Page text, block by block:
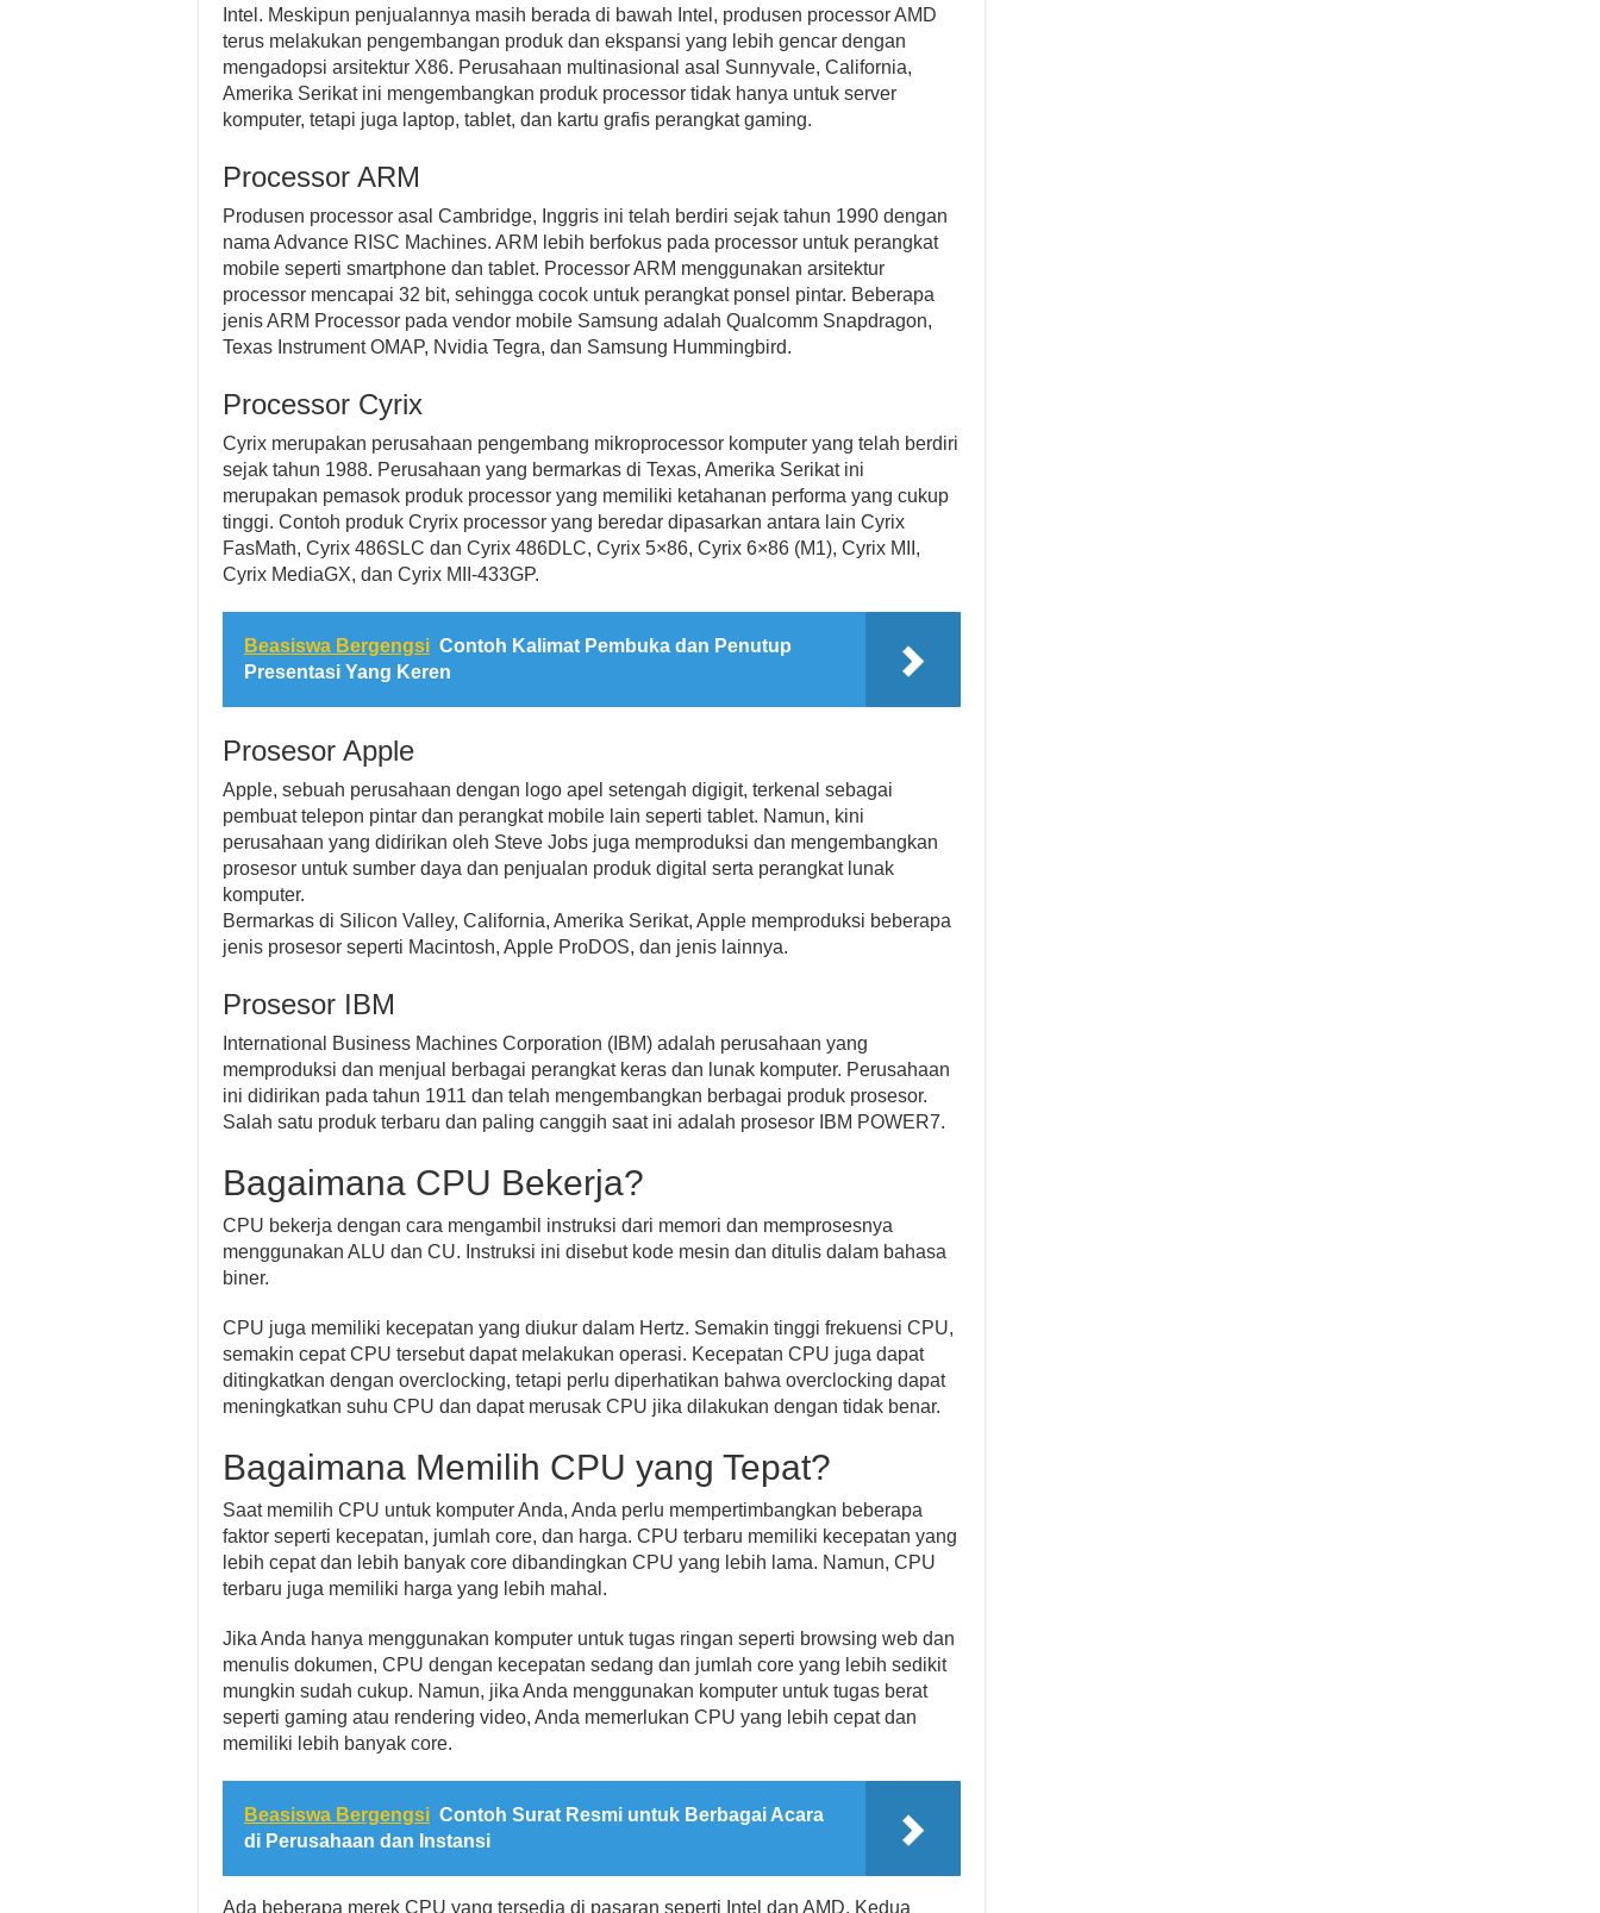
Intel. Meskipun penjualannya masih berada di bawah Intel, produsen processor AMD
terus melakukan pengembangan produk dan ekspansi yang lebih gencar dengan
mengadopsi arsitektur X86. Perusahaan multinasional asal Sunnyvale, California,
Amerika Serikat ini mengembangkan produk processor tidak hanya untuk server
komputer, tetapi juga laptop, tablet, dan kartu grafis perangkat gaming.
Processor ARM
Produsen processor asal Cambridge, Inggris ini telah berdiri sejak tahun 1990 dengan
nama Advance RISC Machines. ARM lebih berfokus pada processor untuk perangkat
mobile seperti smartphone dan tablet. Processor ARM menggunakan arsitektur
processor mencapai 32 bit, sehingga cocok untuk perangkat ponsel pintar. Beberapa
jenis ARM Processor pada vendor mobile Samsung adalah Qualcomm Snapdragon,
Texas Instrument OMAP, Nvidia Tegra, dan Samsung Hummingbird.
Processor Cyrix
Cyrix merupakan perusahaan pengembang mikroprocessor komputer yang telah berdiri
sejak tahun 1988. Perusahaan yang bermarkas di Texas, Amerika Serikat ini
merupakan pemasok produk processor yang memiliki ketahanan performa yang cukup
tinggi. Contoh produk Cryrix processor yang beredar dipasarkan antara lain Cyrix
FasMath, Cyrix 486SLC dan Cyrix 486DLC, Cyrix 5×86, Cyrix 6×86 (M1), Cyrix MII,
Cyrix MediaGX, dan Cyrix MII-433GP.
Beasiswa Bergengsi Contoh Kalimat Pembuka dan Penutup
Presentasi Yang Keren
Prosesor Apple
Apple, sebuah perusahaan dengan logo apel setengah digigit, terkenal sebagai
pembuat telepon pintar dan perangkat mobile lain seperti tablet. Namun, kini
perusahaan yang didirikan oleh Steve Jobs juga memproduksi dan mengembangkan
prosesor untuk sumber daya dan penjualan produk digital serta perangkat lunak
komputer.
Bermarkas di Silicon Valley, California, Amerika Serikat, Apple memproduksi beberapa
jenis prosesor seperti Macintosh, Apple ProDOS, dan jenis lainnya.
Prosesor IBM
International Business Machines Corporation (IBM) adalah perusahaan yang
memproduksi dan menjual berbagai perangkat keras dan lunak komputer. Perusahaan
ini didirikan pada tahun 1911 dan telah mengembangkan berbagai produk prosesor.
Salah satu produk terbaru dan paling canggih saat ini adalah prosesor IBM POWER7.
Bagaimana CPU Bekerja?
CPU bekerja dengan cara mengambil instruksi dari memori dan memprosesnya
menggunakan ALU dan CU. Instruksi ini disebut kode mesin dan ditulis dalam bahasa
biner.
CPU juga memiliki kecepatan yang diukur dalam Hertz. Semakin tinggi frekuensi CPU,
semakin cepat CPU tersebut dapat melakukan operasi. Kecepatan CPU juga dapat
ditingkatkan dengan overclocking, tetapi perlu diperhatikan bahwa overclocking dapat
meningkatkan suhu CPU dan dapat merusak CPU jika dilakukan dengan tidak benar.
Bagaimana Memilih CPU yang Tepat?
Saat memilih CPU untuk komputer Anda, Anda perlu mempertimbangkan beberapa
faktor seperti kecepatan, jumlah core, dan harga. CPU terbaru memiliki kecepatan yang
lebih cepat dan lebih banyak core dibandingkan CPU yang lebih lama. Namun, CPU
terbaru juga memiliki harga yang lebih mahal.
Jika Anda hanya menggunakan komputer untuk tugas ringan seperti browsing web dan
menulis dokumen, CPU dengan kecepatan sedang dan jumlah core yang lebih sedikit
mungkin sudah cukup. Namun, jika Anda menggunakan komputer untuk tugas berat
seperti gaming atau rendering video, Anda memerlukan CPU yang lebih cepat dan
memiliki lebih banyak core.
Beasiswa Bergengsi Contoh Surat Resmi untuk Berbagai Acara
di Perusahaan dan Instansi
Ada beberapa merek CPU yang tersedia di pasaran seperti Intel dan AMD. Kedua